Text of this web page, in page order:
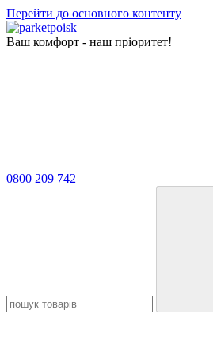
Перейти до основного контенту
Ваш комфорт - наш пріоритет!
0800 209 742